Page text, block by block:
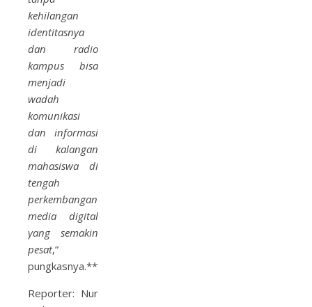
kehilangan
identitasnya
dan radio
kampus bisa
menjadi
wadah
komunikasi
dan informasi
di kalangan
mahasiswa di
tengah
perkembangan
media digital
yang semakin
pesat,”
pungkasnya.***
Reporter: Nur